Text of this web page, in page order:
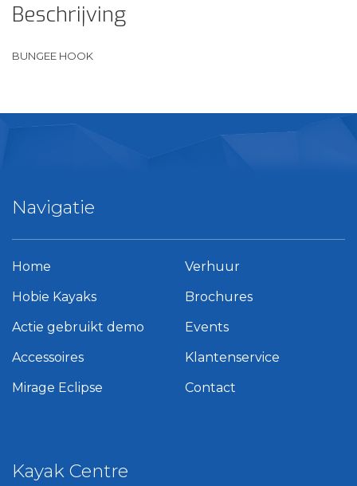
Beschrijving
BUNGEE HOOK
Kayak Centre
Navigatie
Home
Hobie Kayaks
Actie gebruikt demo
Accessoires
Mirage Eclipse
Verhuur
Brochures
Events
Klantenservice
Contact